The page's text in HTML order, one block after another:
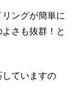
ングが簡単に
さも抜群！と
ていますの